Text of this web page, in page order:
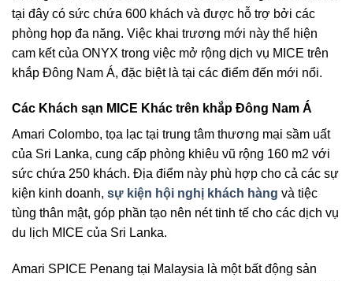
tại đây có sức chứa 600 khách và được hỗ trợ bởi các
phòng họp đa năng. Việc khai trương mới này thể hiện
cam kết của ONYX trong việc mở rộng dịch vụ MICE trên
khắp Đông Nam Á, đặc biệt là tại các điểm đến mới nổi.
Các Khách sạn MICE Khác trên khắp Đông Nam Á
Amari Colombo, tọa lạc tại trung tâm thương mại sầm uất
của Sri Lanka, cung cấp phòng khiêu vũ rộng 160 m2 với
sức chứa 250 khách. Địa điểm này phù hợp cho cả các sự
kiện kinh doanh, sự kiện hội nghị khách hàng và tiệc
tùng thân mật, góp phần tạo nên nét tinh tế cho các dịch vụ
du lịch MICE của Sri Lanka.
Amari SPICE Penang tại Malaysia là một bất động sản